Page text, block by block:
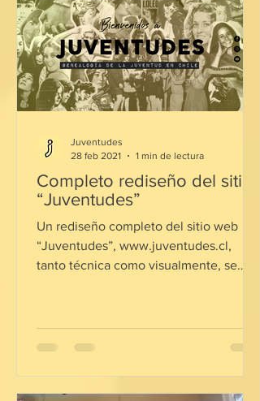
Completo rediseño del sitio
“Juventudes”
Un rediseño completo del sitio web
“Juventudes”, www.juventudes.cl,
tanto técnica como visualmente, se
Juventudes
28 feb 2021
1 min de lectura